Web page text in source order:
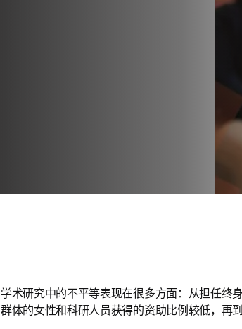
学术研究中的不平等表现在很多方面：从担任终
群体的女性和科研人员获得的资助比例较低，再